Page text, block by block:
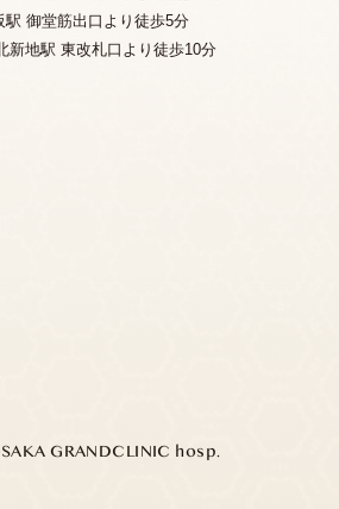
駅 御堂筋出口より徒歩5分
新地駅 東改札口より徒歩10分
GRANDCLINIC hosp.